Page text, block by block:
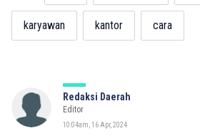
karyawan kantor cara
Redaksi Daerah
Editor
10:04am, 16 Apr, 2024